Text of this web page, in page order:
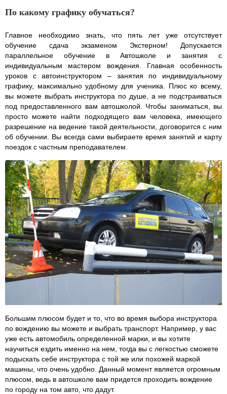
По какому графику обучаться?
Главное необходимо знать, что пять лет уже отсутствует
обучение сдача экзаменом Экстерном! Допускается
параллельное обучение в Автошколе и занятия с
индивидуальным мастером вождения. Главная особенность
уроков с автоинструктором – занятия по индивидуальному
графику, максимально удобному для ученика. Плюс ко всему,
вы можете выбрать инструктора по душе, а не подстраиваться
под предоставленного вам автошколой. Чтобы заниматься, вы
просто можете найти подходящего вам человека, имеющего
разрешение на ведение такой деятельности, договорится с ним
об обучении. Вы всегда сами выбираете время занятий и карту
поездок с частным преподавателем.
Большим плюсом будет и то, что во время выбора инструктора
по вождению вы можете и выбрать транспорт. Например, у вас
уже есть автомобиль определенной марки, и вы хотите
научиться ездить именно на нем, тогда вы с легкостью сможете
подыскать себе инструктора с той же или похожей маркой
машины, что очень удобно. Данный момент является огромным
плюсом, ведь в автошколе вам придется проходить вождение
по городу на том авто, что дадут.